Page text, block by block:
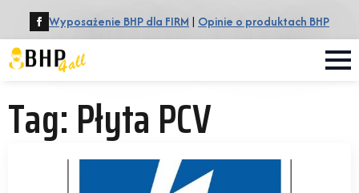
Wyposażenie BHP dla FIRM | Opinie o produktach BHP
Tag:Płyta PCV